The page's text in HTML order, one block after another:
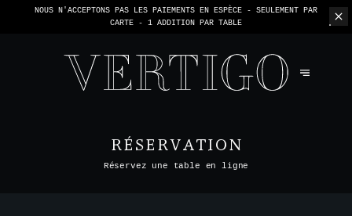
NOUS N'ACCEPTONS PAS LES PAIEMENTS EN ESPÈCE - SEULEMENT PAR
CARTE - 1 ADDITION PAR TABLE
RÉSERVATION
Réservez une table en ligne